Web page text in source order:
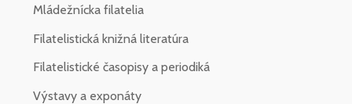
Mládežnícka filatelia
Filatelistická knižná literatúra
Filatelistické časopisy a periodiká
Výstavy a exponáty